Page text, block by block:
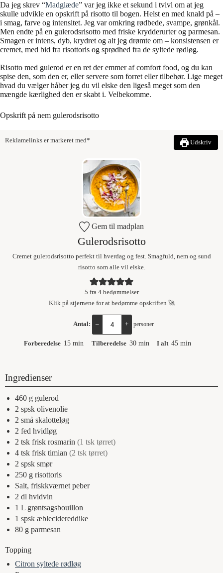
Da jeg skrev “Madglæde” var jeg ikke et sekund i tvivl om at jeg
skulle udvikle en opskrift på risotto til bogen. Helst en med knald på –
i smag, farve og intensitet. Jeg var omkring rødbede, svampe, grønkål.
Men endte på en gulerodsrisotto med friske krydderurter og parmesan.
Smagen er intens, dyb, krydret og alt jeg drømte om – konsistensen er
cremet, med bid fra risottoris og sprødhed fra de syltede rødløg.
Risotto med gulerod er en ret der emmer af comfort food, og du kan
spise den, som den er, eller servere som forret eller tilbehør. Lige meget
hvad du vælger håber jeg du vil elske den ligeså meget som den
mængde kærlighed den er skabt i. Velbekomme.
Opskrift på nem gulerodsrisotto
Reklamelinks er markeret med* Udskriv
Gem til madplan
Gulerodsrisotto
Cremet gulerodsrisotto perfekt til hverdag og fest. Smagfuld, nem og sund
risotto som alle vil elske.
5 fra 4bedømmelser
Klik på stjernene for at bedømme opskriften 🚀
Antal: – + personer
Forberedelse 15 min Tilberedelse 30 min I alt 45 min
Ingredienser
460 g gulerod
2 spsk olivenolie
2 små skalotteløg
2 fed hvidløg
2 tsk frisk rosmarin (1 tsk tørret)
4 tsk frisk timian (2 tsk tørret)
2 spsk smør
250 g risottoris
Salt, friskkværnet peber
2 dl hvidvin
1 L grøntsagsbouillon
1 spsk æblecidereddike
80 g parmesan
Topping
Citron syltede rødløg